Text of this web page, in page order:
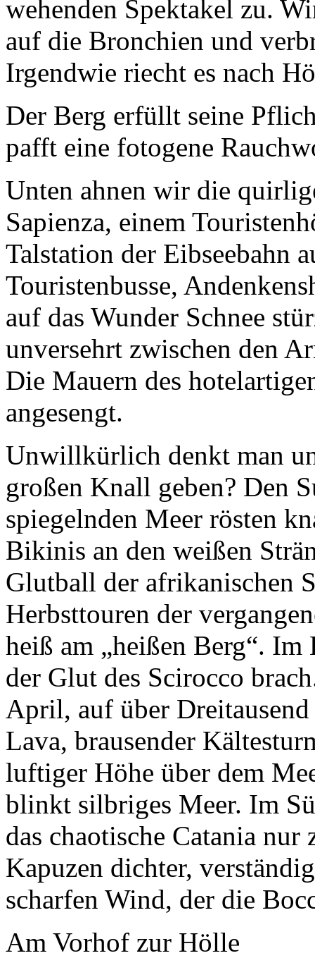
wehenden Spektakel zu.
auf die Bronchien und
Irgendwie riecht es nach
Der Berg erfüllt seine
pafft eine fotogene
Unten ahnen wir die
Sapienza, einem
Talstation der Eibseebahn
Touristenbusse,
auf das Wunder Schnee
unversehrt zwischen den
Die Mauern des
angesengt.
Unwillkürlich denkt man
großen Knall geben? Den
spiegelnden Meer rösten
Bikinis an den weißen
Glutball der afrikanischen
Herbsttouren der
heiß am „heißen Berg“.
der Glut des Scirocco
April, auf über
Lava, brausender
luftiger Höhe über dem
blinkt silbriges Meer. Im
das chaotische Catania
Kapuzen dichter,
scharfen Wind, der die
Am Vorhof zur Hölle